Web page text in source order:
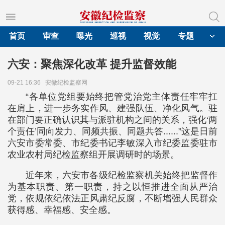
首页
审查 曝光 巡视 视觉 专题
六安：聚焦深化改革 提升监督效能
09-21 16:36 安徽纪检监察网
“各单位党组要始终把管党治党主体责任牢牢扛
在肩上，进一步务实作风、建强队伍、净化风气。驻
在部门要正确认识其与派驻机构之间的关系，强化‘两
个责任’同向发力、同频共振、同题共答......”这是日前
六安市委常委、市纪委书记李敏深入市纪委监委驻市
农业农村局纪检监察组开展调研时的场景。
近年来，六安市各级纪检监察机关始终把监督作
为基本职责、第一职责，持之以恒推进全面从严治
党，依规依纪依法正风肃纪反腐，不断增强人民群众
获得感、幸福感、安全感。